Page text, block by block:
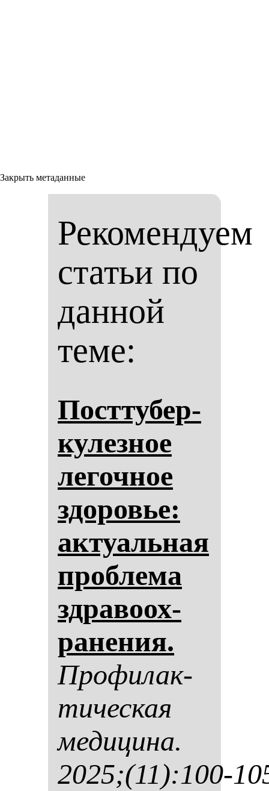
Закрыть метаданные
Рекомендуем
статьи по
данной
теме:
Пос­тту­бер­
ку­лез­ное
ле­гоч­ное
здо­ровье:
ак­ту­аль­ная
проб­ле­ма
здра­во­ох­
ра­не­ния.
Про­фи­лак­
ти­чес­кая
ме­ди­ци­на.
2025;(11):100-